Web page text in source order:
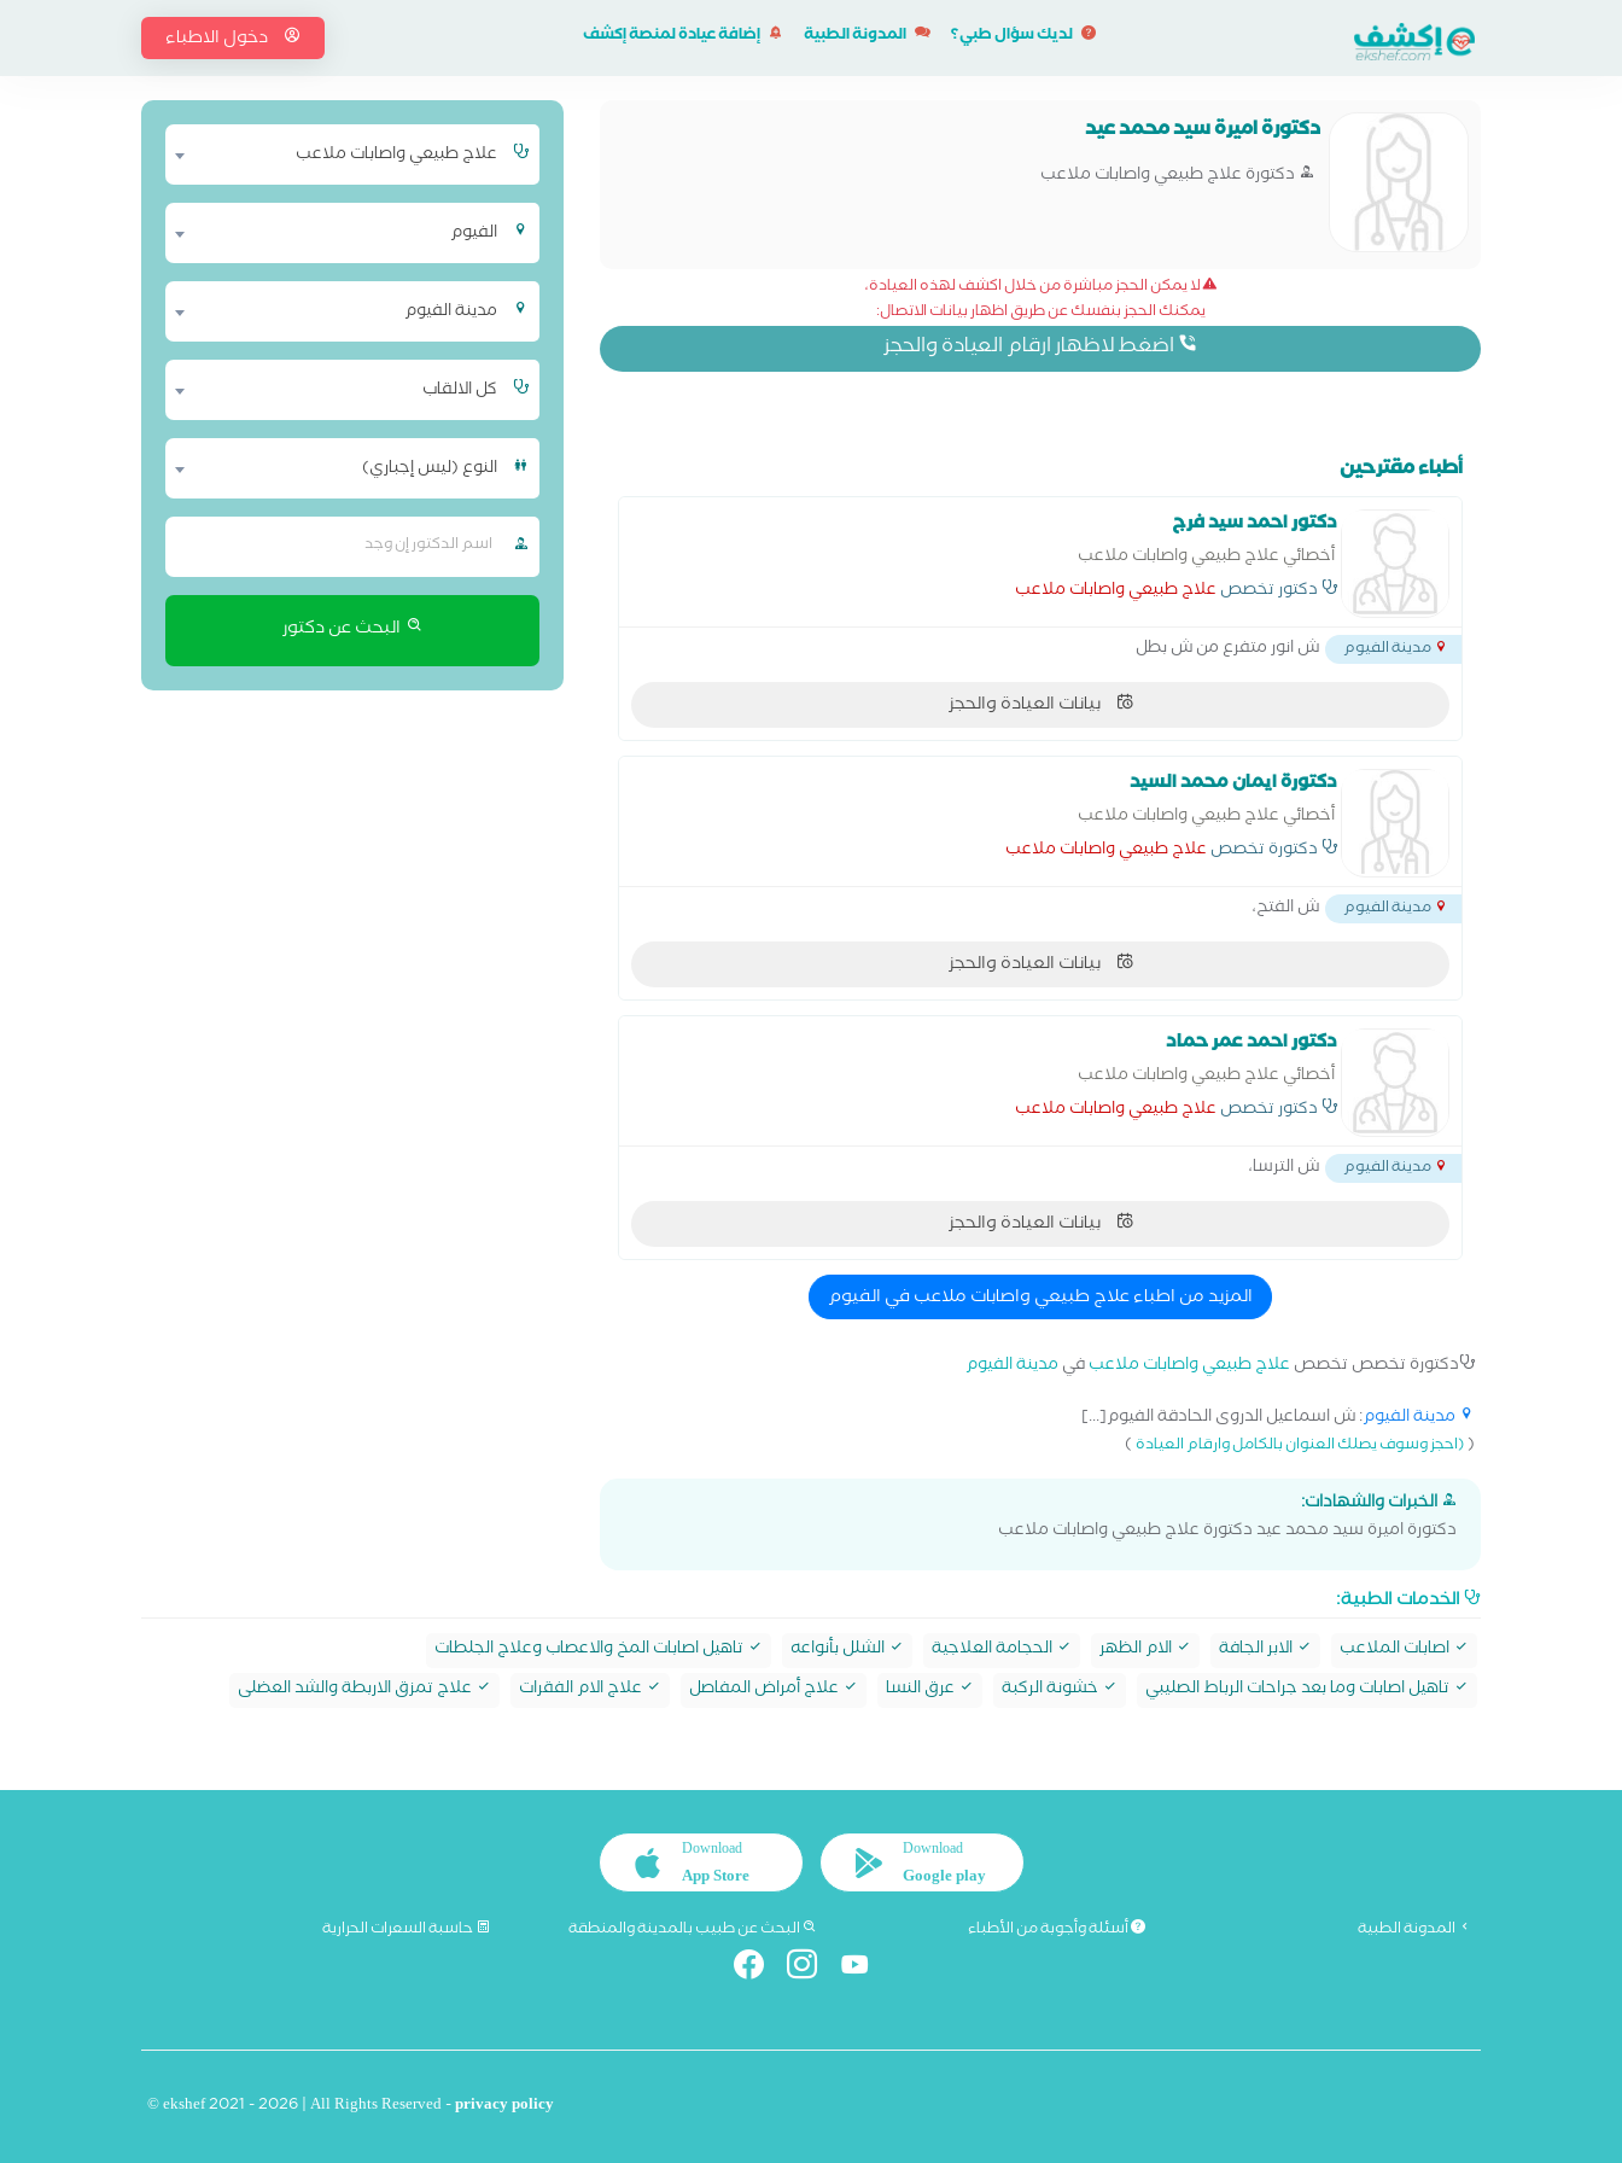
لديك سؤال طبي؟ المدونة الطبية إضافة عيادة لمنصة إكشف دخول الاطباء
دكتورة اميرة سيد محمد عيد
دكتورة علاج طبيعي واصابات ملاعب
لا يمكن الحجز مباشرة من خلال اكشف لهذه العيادة،
يمكنك الحجز بنفسك عن طريق اظهار بيانات الاتصال:
اضغط لاظهار ارقام العيادة والحجز
أطباء مقترحين
دكتور احمد سيد فرج
أخصائي علاج طبيعي واصابات ملاعب
دكتور تخصص علاج طبيعي واصابات ملاعب
مدينة الفيوم ش انور متفرع من ش بطل
بيانات العيادة والحجز
دكتورة ايمان محمد السيد
أخصائي علاج طبيعي واصابات ملاعب
دكتورة تخصص علاج طبيعي واصابات ملاعب
مدينة الفيوم ش الفتح،
بيانات العيادة والحجز
دكتور احمد عمر حماد
أخصائي علاج طبيعي واصابات ملاعب
دكتور تخصص علاج طبيعي واصابات ملاعب
مدينة الفيوم ش الترسا،
بيانات العيادة والحجز
المزيد من اطباء علاج طبيعي واصابات ملاعب في الفيوم
دكتورة تخصص تخصص علاج طبيعي واصابات ملاعبفي مدينة الفيوم
مدينة الفيوم: ش اسماعيل الدروى الحادقة الفيوم[...]
((احجز وسوف يصلك العنوان بالكامل وارقام العيادة)
الخبرات والشهادات:
دكتورة اميرة سيد محمد عيد دكتورة علاج طبيعي واصابات ملاعب
علاج طبيعي واصابات ملاعب
الفيوم
مدينة الفيوم
كل الالقاب
النوع (ليس إجباري)
البحث عن دكتور
الخدمات الطبية:
اصابات الملاعب الابر الجافة الام الظهر الحجامة العلاجية الشلل بأنواعه
تاهيل اصابات المخ والاعصاب وعلاج الجلطات
تاهيل اصابات وما بعد جراحات الرباط الصليبي
خشونة الركبة عرق النسا علاج أمراض المفاصل علاج الام الفقرات علاج تمزق الاربطة والشد العضلى
Download
Google play
Download
App Store
المدونة الطبية أسئلة وأجوبة من الأطباء البحث عن طبيب بالمدينة والمنطقة حاسبة السعرات الحرارية
© ekshef 2021 - 2026 | All Rights Reserved -privacy policy